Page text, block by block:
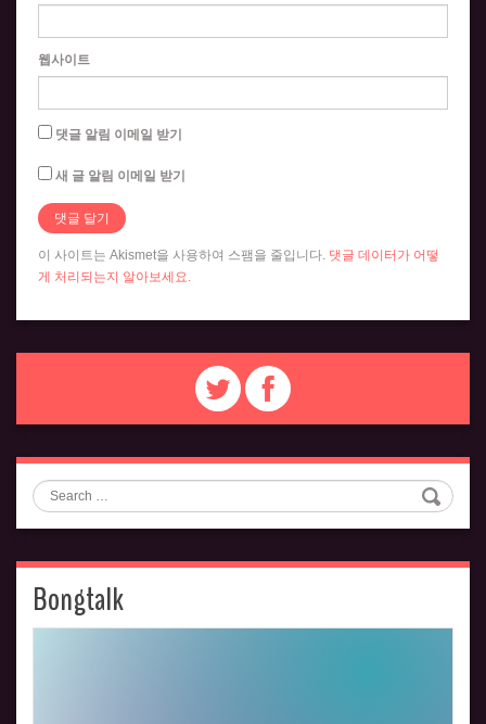
웹사이트
댓글 알림 이메일 받기
새 글 알림 이메일 받기
이 사이트는 Akismet을 사용하여 스팸을 줄입니다. 댓글 데이터가 어떻
게 처리되는지 알아보세요.
Search
Bongtalk